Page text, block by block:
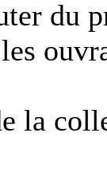
du
la